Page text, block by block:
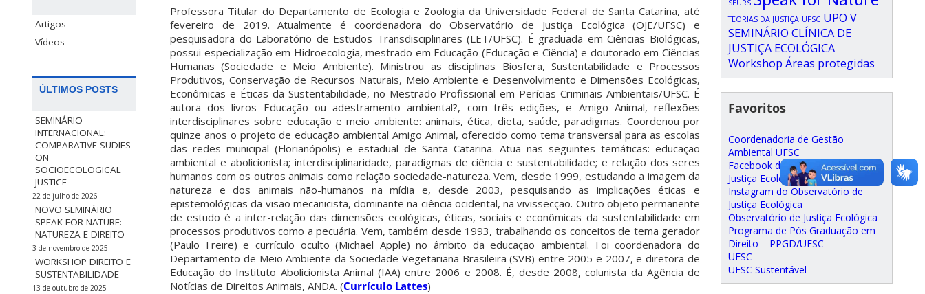
Artigos
Vídeos
ÚLTIMOS POSTS
SEMINÁRIO
INTERNACIONAL:
COMPARATIVE SUDIES
ON
SOCIOECOLOGICAL
JUSTICE
22 de julho de 2026
NOVO SEMINÁRIO
SPEAK FOR NATURE:
NATUREZA E DIREITO
3 de novembro de 2025
WORKSHOP DIREITO E
SUSTENTABILIDADE
13 de outubro de 2025
Professora Titular do Departamento de Ecologia e Zoologia da Universidade Federal de Santa Catarina, até
fevereiro de 2019. Atualmente é coordenadora do Observatório de Justiça Ecológica (OJE/UFSC) e
pesquisadora do Laboratório de Estudos Transdisciplinares (LET/UFSC). É graduada em Ciências Biológicas,
possui especialização em Hidroecologia, mestrado em Educação (Educação e Ciência) e doutorado em Ciências
Humanas (Sociedade e Meio Ambiente). Ministrou as disciplinas Biosfera, Sustentabilidade e Processos
Produtivos, Conservação de Recursos Naturais, Meio Ambiente e Desenvolvimento e Dimensões Ecológicas,
Econômicas e Éticas da Sustentabilidade, no Mestrado Profissional em Perícias Criminais Ambientais/UFSC. É
autora dos livros Educação ou adestramento ambiental?, com três edições, e Amigo Animal, reflexões
interdisciplinares sobre educação e meio ambiente: animais, ética, dieta, saúde, paradigmas. Coordenou por
quinze anos o projeto de educação ambiental Amigo Animal, oferecido como tema transversal para as escolas
das redes municipal (Florianópolis) e estadual de Santa Catarina. Atua nas seguintes temáticas: educação
ambiental e abolicionista; interdisciplinaridade, paradigmas de ciência e sustentabilidade; e relação dos seres
humanos com os outros animais como relação sociedade-natureza. Vem, desde 1999, estudando a imagem da
natureza e dos animais não-humanos na mídia e, desde 2003, pesquisando as implicações éticas e
epistemológicas da visão mecanicista, dominante na ciência ocidental, na vivissecção. Outro objeto permanente
de estudo é a inter-relação das dimensões ecológicas, éticas, sociais e econômicas da sustentabilidade em
processos produtivos como a pecuária. Vem, também desde 1993, trabalhando os conceitos de tema gerador
(Paulo Freire) e currículo oculto (Michael Apple) no âmbito da educação ambiental. Foi coordenadora do
Departamento de Meio Ambiente da Sociedade Vegetariana Brasileira (SVB) entre 2005 e 2007, e diretora de
Educação do Instituto Abolicionista Animal (IAA) entre 2006 e 2008. É, desde 2008, colunista da Agência de
Notícias de Direitos Animais, ANDA. (Currículo Lattes)
SEURS
TEORIAS DA JUSTIÇA UFSC UPO V
SEMINÁRIO CLÍNICA DE
JUSTIÇA ECOLÓGICA
Workshop Áreas protegidas
Favoritos
Coordenadoria de Gestão
Ambiental UFSC
Facebook do Observatório de
Justiça Ecológica
Instagram do Observatório de
Justiça Ecológica
Observatório de Justiça Ecológica
Programa de Pós Graduação em
Direito – PPGD/UFSC
UFSC
UFSC Sustentável